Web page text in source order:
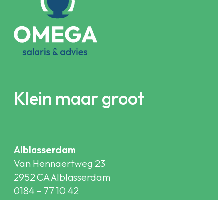
Klein maar groot
Alblasserdam
Van Hennaertweg 23
2952 CA Alblasserdam
0184 – 77 10 42